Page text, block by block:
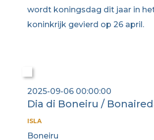
wordt koningsdag dit jaar in
koninkrijk gevierd op 26 april.
2025-09-06 00:00:00
Dia di Boneiru /
ISLA
Boneiru